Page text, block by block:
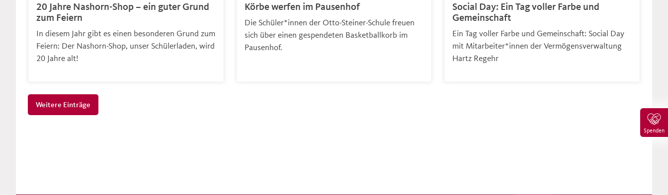
Spenden
20 Jahre Nashorn-Shop – ein guter Grund
zum Feiern
In diesem Jahr gibt es einen besonderen Grund zum
Feiern: Der Nashorn-Shop, unser Schülerladen, wird
20 Jahre alt!
Körbe werfen im Pausenhof
Die Schüler*innen der Otto-Steiner-Schule freuen
sich über einen gespendeten Basketballkorb im
Pausenhof.
Social Day: Ein Tag voller Farbe und
Gemeinschaft
Ein Tag voller Farbe und Gemeinschaft: Social Day
mit Mitarbeiter*innen der Vermögensverwaltung
Hartz Regehr
Weitere Einträge